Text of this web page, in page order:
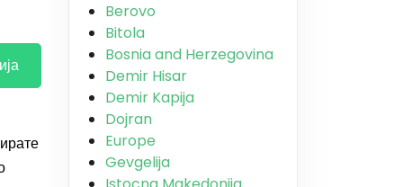
Berovo
Bitola
Bosnia and Herzegovina
Demir Hisar
Demir Kapija
Dojran
Europe
Gevgelija